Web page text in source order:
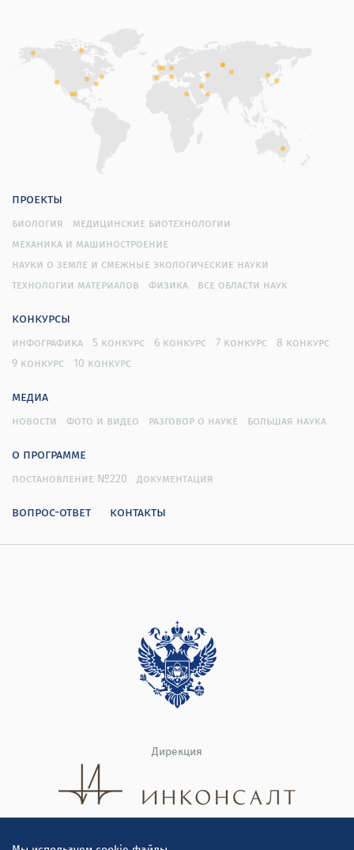
проекты
биология
медицинские биотехнологии
механика и машиностроение
науки о земле и смежные экологические науки
технологии материалов
физика все области наук
конкурсы
инфографика 5 конкурс 6 конкурс 7 конкурс
8 конкурс
9 конкурс
10 конкурс
медиа
новости фото и видео разговор о науке большая наука
о программе
постановление №220 документация
вопрос-ответ контакты
Дирекция